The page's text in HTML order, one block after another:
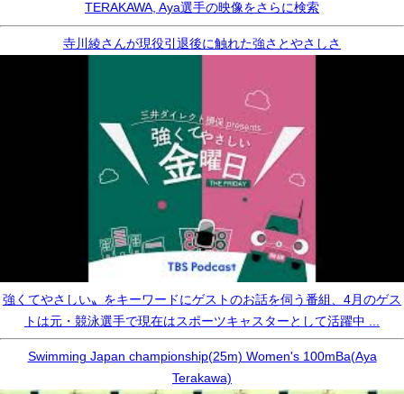
TERAKAWA, Aya選手の映像をさらに検索
寺川綾さんが現役引退後に触れた強さとやさしさ
強くてやさしい〟をキーワードにゲストのお話を伺う番組、4月のゲス
トは元・競泳選手で現在はスポーツキャスターとして活躍中 ...
Swimming Japan championship(25m) Women's 100mBa(Aya
Terakawa)